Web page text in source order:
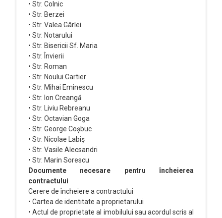
• Str. Colnic
• Str. Berzei
• Str. Valea Gârlei
• Str. Notarului
• Str. Bisericii Sf. Maria
• Str. Învierii
• Str. Roman
• Str. Noului Cartier
• Str. Mihai Eminescu
• Str. Ion Creangă
• Str. Liviu Rebreanu
• Str. Octavian Goga
• Str. George Coșbuc
• Str. Nicolae Labiș
• Str. Vasile Alecsandri
• Str. Marin Sorescu
Documente necesare pentru încheierea
contractului
Cerere de încheiere a contractului
• Cartea de identitate a proprietarului
• Actul de proprietate al imobilului sau acordul scris al